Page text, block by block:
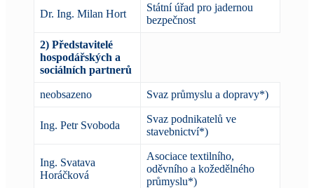
Dr. Ing. Milan Hort
Státní úřad pro jadernou
bezpečnost
2) Představitelé
hospodářských a
sociálních partnerů
neobsazeno Svaz průmyslu a dopravy*)
Ing. Petr Svoboda
Svaz podnikatelů ve
stavebnictví*)
Ing. Svatava
Horáčková
Asociace textilního,
oděvního a kožedělného
průmyslu*)